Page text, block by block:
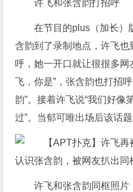
许飞和张含韵打招呼
在节目的plus（加长）
含韵到了录制地点，许飞
呼，她一开口就让很很多网
飞，你是”，张含韵也打招
韵”。接着许飞说“我们好像
过”。当郁可唯出场后该话题
许飞和张含韵同框照片